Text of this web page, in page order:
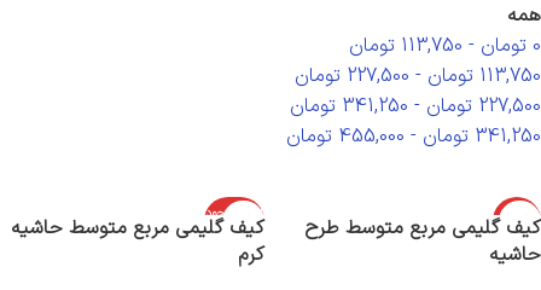
همه
0 تومان -
113,750 تومان
113,750 تومان -
227,500 تومان
227,500 تومان -
341,250 تومان
341,250 تومان -
455,000 تومان
-30%
کیف گلیمی مربع متوسط طرح
حاشیه
اتمام موجود
ی
کیف گلیمی مربع متوسط حاشیه
کرم